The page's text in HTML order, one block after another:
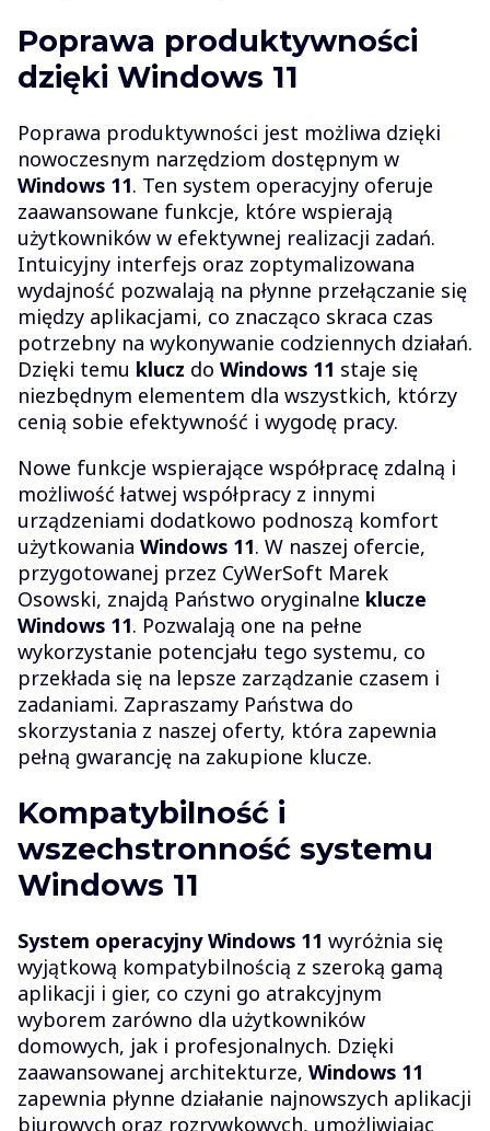
Poprawa produktywności
dzięki Windows 11
Poprawa produktywności jest możliwa dzięki
nowoczesnym narzędziom dostępnym w
Windows 11. Ten system operacyjny oferuje
zaawansowane funkcje, które wspierają
użytkowników w efektywnej realizacji zadań.
Intuicyjny interfejs oraz zoptymalizowana
wydajność pozwalają na płynne przełączanie się
między aplikacjami, co znacząco skraca czas
potrzebny na wykonywanie codziennych działań.
Dzięki temu klucz do Windows 11 staje się
niezbędnym elementem dla wszystkich, którzy
cenią sobie efektywność i wygodę pracy.
Nowe funkcje wspierające współpracę zdalną i
możliwość łatwej współpracy z innymi
urządzeniami dodatkowo podnoszą komfort
użytkowania Windows 11. W naszej ofercie,
przygotowanej przez CyWerSoft Marek
Osowski, znajdą Państwo oryginalne klucze
Windows 11. Pozwalają one na pełne
wykorzystanie potencjału tego systemu, co
przekłada się na lepsze zarządzanie czasem i
zadaniami. Zapraszamy Państwa do
skorzystania z naszej oferty, która zapewnia
pełną gwarancję na zakupione klucze.
Kompatybilność i
wszechstronność systemu
Windows 11
System operacyjny Windows 11 wyróżnia się
wyjątkową kompatybilnością z szeroką gamą
aplikacji i gier, co czyni go atrakcyjnym
wyborem zarówno dla użytkowników
domowych, jak i profesjonalnych. Dzięki
zaawansowanej architekturze, Windows 11
zapewnia płynne działanie najnowszych aplikacji
biurowych oraz rozrywkowych, umożliwiając